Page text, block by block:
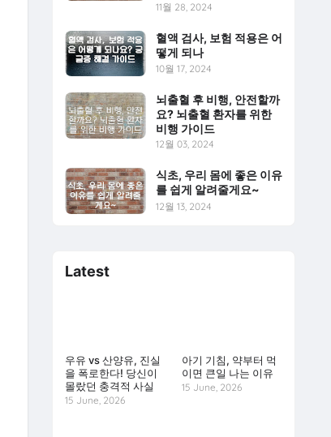
11월 28, 2024
혈액 검사, 보험 적용은 어
떻게 되나
10월 17, 2024
뇌출혈 후 비행, 안전할까
요? 뇌출혈 환자를 위한
비행 가이드
12월 03, 2024
식초, 우리 몸에 좋은 이유
를 쉽게 알려줄게요~
12월 13, 2024
Latest
우유 vs 산양유, 진실
을 폭로한다! 당신이
몰랐던 충격적 사실
15 June, 2026
아기 기침, 약부터 먹
이면 큰일 나는 이유
15 June, 2026